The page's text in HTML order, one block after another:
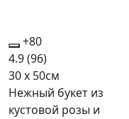
+80
4.9(96)
30 x 50см
Нежный букет из
кустовой розы и